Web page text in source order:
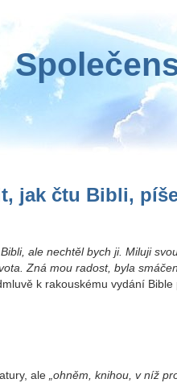
jak čtu Bibli,
ale nechtěl bych ji. Miluji
Zná mou radost, byla
k rakouskému vydání Bible
ale „ohněm, knihou, v níž